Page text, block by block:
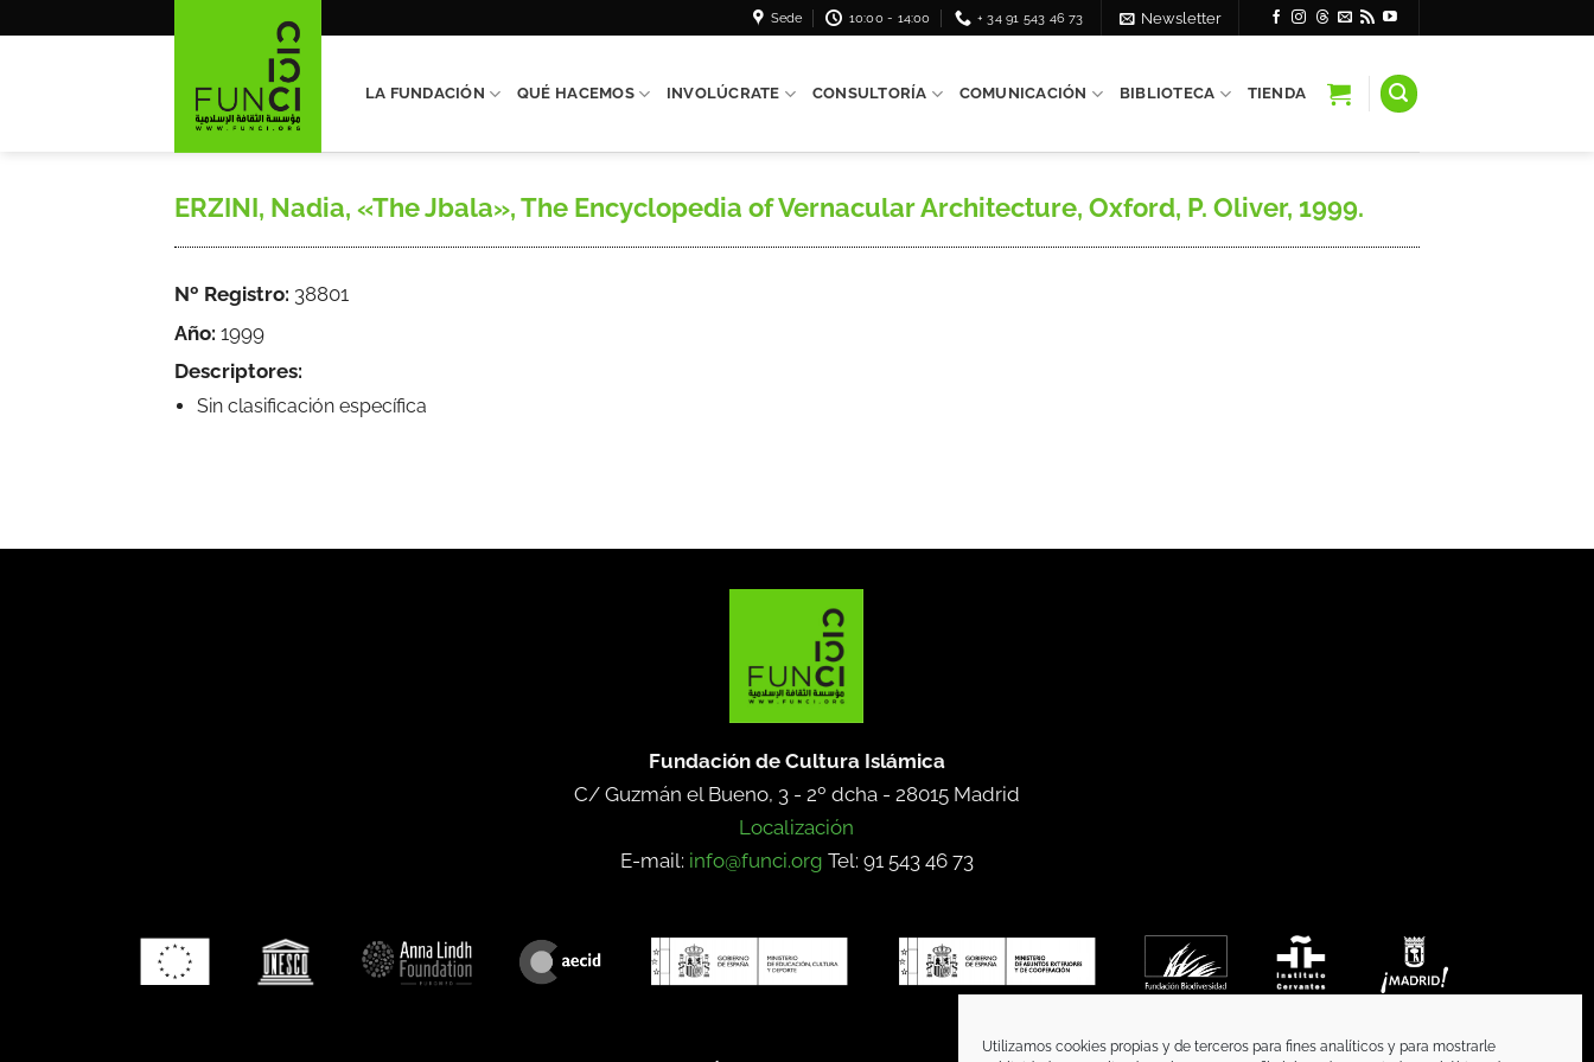
Utilizamos cookies propias y de terceros para fines analíticos y para mostrarle
Sede 10:00 - 14:00 + 34 91 543 46 73 Newsletter
LA FUNDACIÓN QUÉ HACEMOS INVOLÚCRATE CONSULTORÍA COMUNICACIÓN BIBLIOTECA TIENDA
ERZINI, Nadia, «The Jbala», The Encyclopedia of Vernacular Architecture, Oxford, P. Oliver, 1999.
Nº Registro: 38801
Año: 1999
Descriptores:
Sin clasificación específica
Fundación de Cultura Islámica
C/ Guzmán el Bueno, 3 - 2º dcha - 28015 Madrid
Localización
E-mail: info@funci.org Tel: 91 543 46 73